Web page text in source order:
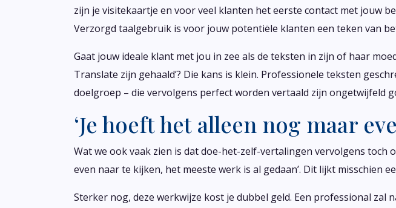
zijn je visitekaartje en voor veel klanten het eerste contact met jouw
Verzorgd taalgebruik is voor jouw potentiële klanten een teken van
Gaat jouw ideale klant met jou in zee als de teksten in zijn of haar
Translate zijn gehaald’? Die kans is klein. Professionele teksten
doelgroep – die vervolgens perfect worden vertaald zijn ongetwijfeld
‘Je hoeft het alleen nog maar
Wat we ook vaak zien is dat doe-het-zelf-vertalingen vervolgens
even naar te kijken, het meeste werk is al gedaan’. Dit lijkt misschien
Sterker nog, deze werkwijze kost je dubbel geld. Een professional